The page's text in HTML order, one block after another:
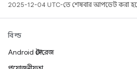
2025-12-04 UTC-তে শেষবার আপডেট করা
বিল্ড
Android স্টোরেজ